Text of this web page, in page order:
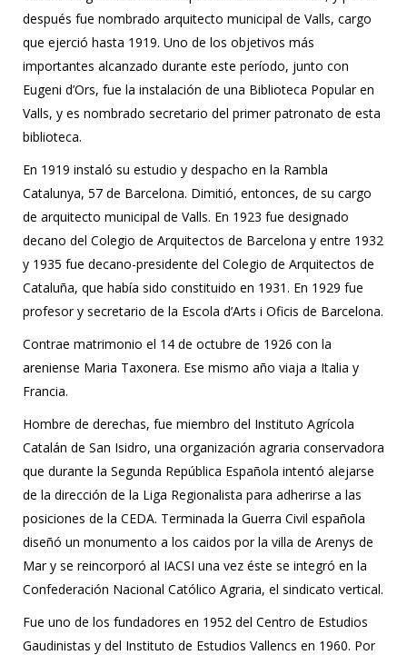
después fue nombrado arquitecto municipal de Valls, cargo
que ejerció hasta 1919. Uno de los objetivos más
importantes alcanzado durante este período, junto con
Eugeni d’Ors, fue la instalación de una Biblioteca Popular en
Valls, y es nombrado secretario del primer patronato de esta
biblioteca.
En 1919 instaló su estudio y despacho en la Rambla
Catalunya, 57 de Barcelona. Dimitió, entonces, de su cargo
de arquitecto municipal de Valls. En 1923 fue designado
decano del Colegio de Arquitectos de Barcelona y entre 1932
y 1935 fue decano-presidente del Colegio de Arquitectos de
Cataluña, que había sido constituido en 1931. En 1929 fue
profesor y secretario de la Escola d’Arts i Oficis de Barcelona.
Contrae matrimonio el 14 de octubre de 1926 con la
areniense Maria Taxonera. Ese mismo año viaja a Italia y
Francia.
Hombre de derechas, fue miembro del Instituto Agrícola
Catalán de San Isidro, una organización agraria conservadora
que durante la Segunda República Española intentó alejarse
de la dirección de la Liga Regionalista para adherirse a las
posiciones de la CEDA. Terminada la Guerra Civil española
diseñó un monumento a los caidos por la villa de Arenys de
Mar y se reincorporó al IACSI una vez éste se integró en la
Confederación Nacional Católico Agraria, el sindicato vertical.
Fue uno de los fundadores en 1952 del Centro de Estudios
Gaudinistas y del Instituto de Estudios Vallencs en 1960. Por